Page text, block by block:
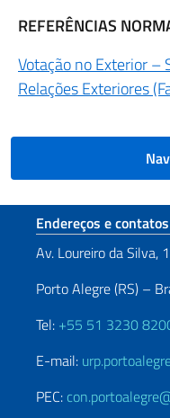
REFERÊNCIAS
Votação no Exterior –
Relações Exteriores
Seção de
Endereços e contatos
Av. Loureiro da Silva,
Porto Alegre (RS) –
Tel: +55 51 3230
E-mail:
PEC: